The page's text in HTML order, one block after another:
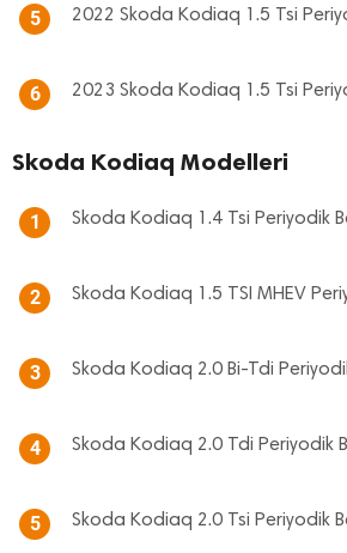
5 2022 Skoda Kodiaq 1.5 Tsi
6 2023 Skoda Kodiaq 1.5 Tsi
Skoda Kodiaq Modelleri
1 Skoda Kodiaq 1.4 Tsi Periyodik
2 Skoda Kodiaq 1.5 TSI MHEV
3 Skoda Kodiaq 2.0 Bi-Tdi
4 Skoda Kodiaq 2.0 Tdi Periyodik
5 Skoda Kodiaq 2.0 Tsi Periyodik